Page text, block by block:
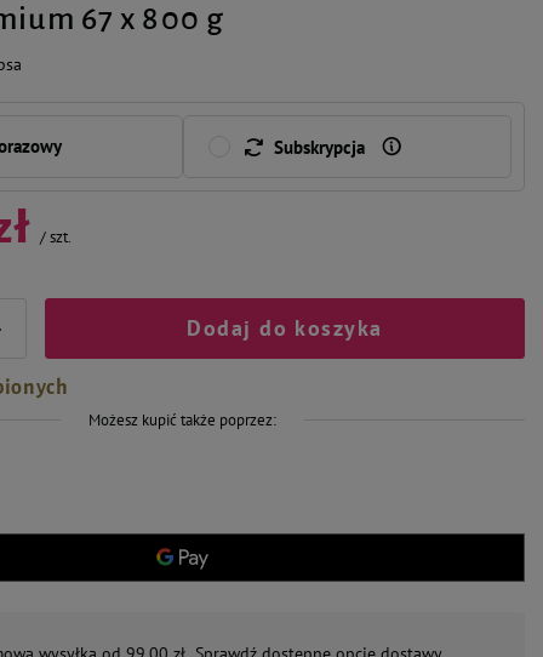
67 x 800 g
Subskrypcja
/szt.
Dodaj do koszyka
Możesz kupić także poprzez: